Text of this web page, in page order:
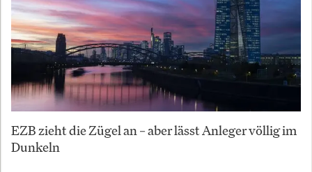
EZB zieht die Zügel an – aber lässt Anleger völlig im
Dunkeln